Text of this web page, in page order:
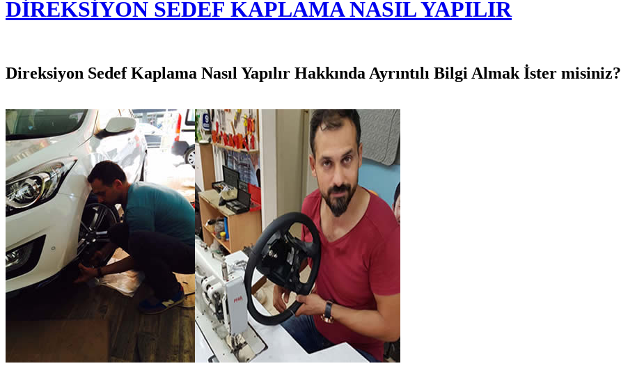
DİREKSİYON SEDEF KAPLAMA NASIL YAPILIR
Direksiyon Sedef Kaplama Nasıl Yapılır Hakkında Ayrıntılı Bilgi Almak İster misiniz?